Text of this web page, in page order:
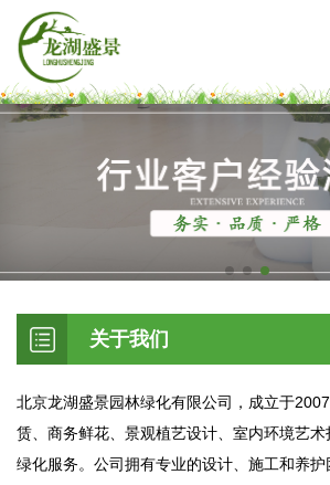
关于我们
北京龙湖盛景园林绿化有限公司，成立于
赁、商务鲜花、景观植艺设计、室内环境艺
绿化服务。公司拥有专业的设计、施工和养